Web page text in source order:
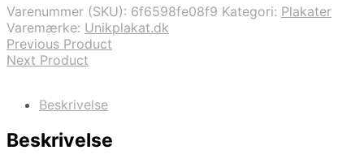
Varenummer (SKU): 6f6598fe08f9 Kategori: Plakater
Varemærke: Unikplakat.dk
Previous Product
Next Product
Beskrivelse
Beskrivelse